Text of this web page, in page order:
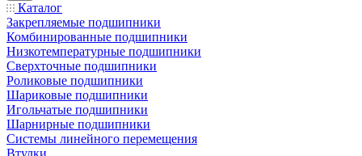
Каталог
Закрепляемые подшипники
Комбинированные подшипники
Низкотемпературные подшипники
Сверхточные подшипники
Роликовые подшипники
Шариковые подшипники
Игольчатые подшипники
Шарнирные подшипники
Системы линейного перемещения
Втулки